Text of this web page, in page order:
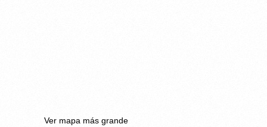
Ver mapa más grande